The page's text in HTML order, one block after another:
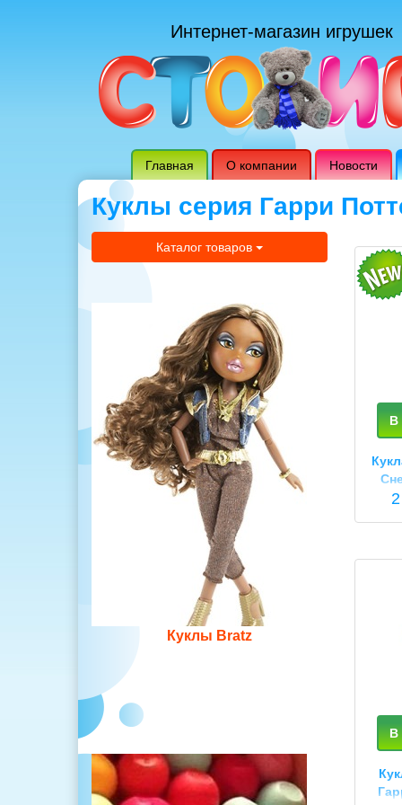
Интернет-магазин игрушек
Главная О компании Новости
Куклы серия Гарри
Каталог товаров
Куклы Bratz
В
В